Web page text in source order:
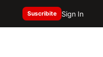
Suscribite Sign In